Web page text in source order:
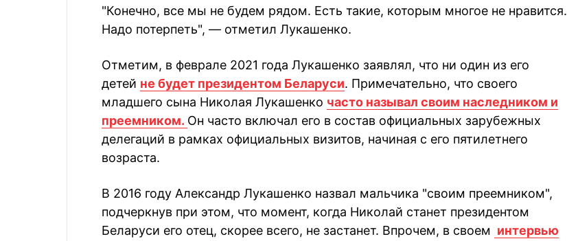
"Конечно, все мы не будем рядом. Есть такие, которым многое не нравится.
Надо потерпеть", — отметил Лукашенко.
Отметим, в феврале 2021 года Лукашенко заявлял, что ни один из его
детей не будет президентом Беларуси. Примечательно, что своего
младшего сына Николая Лукашенко часто называл своим наследником и
преемником. Он часто включал его в состав официальных зарубежных
делегаций в рамках официальных визитов, начиная с его пятилетнего
возраста.
В 2016 году Александр Лукашенко назвал мальчика "своим преемником",
подчеркнув при этом, что момент, когда Николай станет президентом
Беларуси его отец, скорее всего, не застанет. Впрочем, в своем интервью